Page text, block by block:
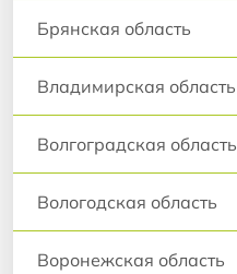
Брянская область
Владимирская область
Волгоградская область
Вологодская область
Воронежская область